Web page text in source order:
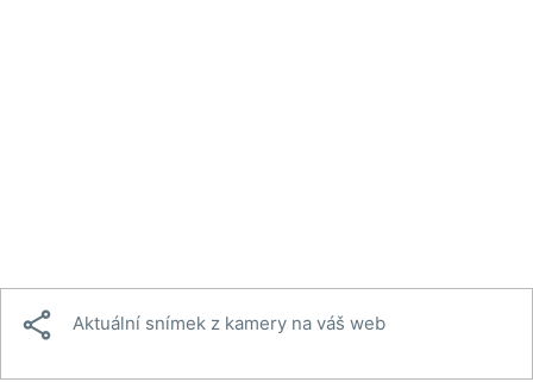
 Aktuální snímek z kamery na váš web